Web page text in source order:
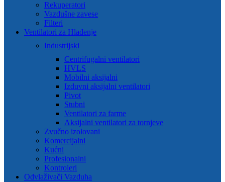
Rekuperatori
Vazdušne zavese
Filteri
Ventilatori za Hlađenje
Industrijski
Centrifugalni ventilatori
HVLS
Mobilni aksijalni
Izduvni aksijalni ventilatori
Pivot
Stubni
Ventilatori za farme
Aksijalni ventilatori za tornjeve
Zvučno izolovani
Komercijalni
Kućni
Profesionalni
Kontroleri
Odvlaživači Vazduha